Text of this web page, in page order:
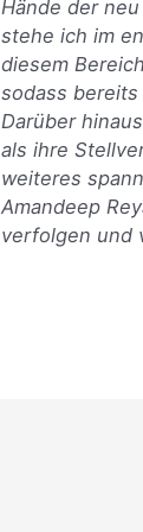
Hände der
stehe ich im
diesem
sodass
Darüber
als ihre
weiteres
Amandeep
verfolgen und